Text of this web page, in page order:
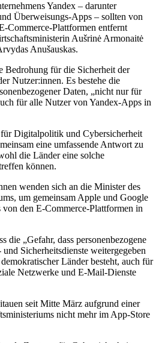
Yandex – darunter
Überweisungs-Apps – sollten von
Commerce-Plattformen entfernt
Aušrinė Armonaitė
Anušauskas.
Bedrohung für die Sicherheit der
Nutzer:innen. Es bestehe die
Daten, „nicht nur für
für alle Nutzer von Yandex-Apps in
Digitalpolitik und Cybersicherheit
eine umfassende Antwort zu
die Länder eine solche
können.
wenden sich an die Minister des
um gemeinsam Apple und Google
den E-Commerce-Plattformen in
die „Gefahr, dass personenbezogene
Sicherheitsdienste weitergegeben
Länder besteht, auch für
Netzwerke und E-Mail-Dienste
seit Mitte März aufgrund einer
nicht mehr im App-Store